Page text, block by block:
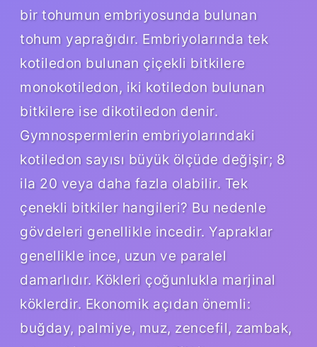
bir tohumun embriyosunda bulunan
tohum yaprağıdır. Embriyolarında tek
kotiledon bulunan çiçekli bitkilere
monokotiledon, iki kotiledon bulunan
bitkilere ise dikotiledon denir.
Gymnospermlerin embriyolarındaki
kotiledon sayısı büyük ölçüde değişir; 8
ila 20 veya daha fazla olabilir. Tek
çenekli bitkiler hangileri? Bu nedenle
gövdeleri genellikle incedir. Yapraklar
genellikle ince, uzun ve paralel
damarlıdır. Kökleri çoğunlukla marjinal
köklerdir. Ekonomik açıdan önemli:
buğday, palmiye, muz, zencefil, zambak,